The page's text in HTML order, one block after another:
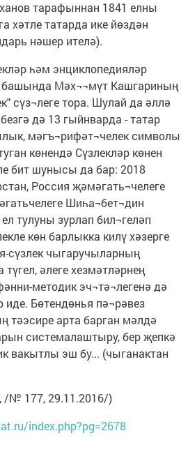
тарафыннан 1841 елны
хәтле татарда ике йөздән
нәшер ителә).
һәм энциклопедияләр
башында Мәх¬¬мүт Кашгариның
сүз¬леге тора. Шулай да әллә
дә 13 гыйнварда - татар
мәгъ¬рифәт¬челек символы
көнендә Сүзлекләр көнен
бит шунысы да бар: 2018
Россия җәмәгать¬челеге
Шиһа¬бет¬дин
тулуны зурлап бил¬геләп
көн барлыкка килү хәзерге
сүзлек чыгаручыларның
әлеге хезмәтләрнең
методик эч¬тә¬легенә дә
Бөтендөнья пә¬рәвез
тәэсире арта барган мәлдә
системалаштыру, бер җепкә
вакытлы эш бу... (чыганактан
/№ 177, 29.11.2016/)
index.php?pg=2678